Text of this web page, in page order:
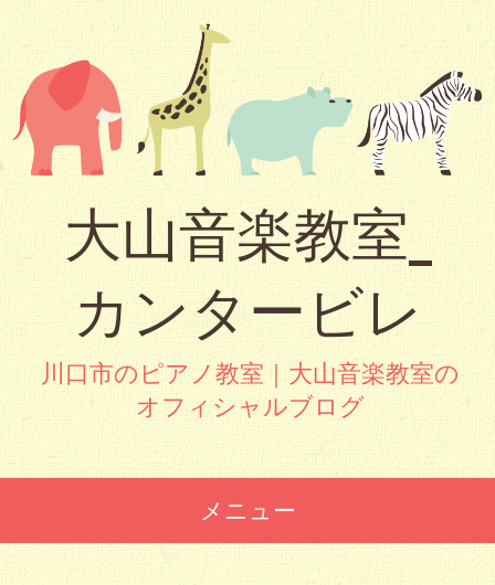
大山音楽教室_
カンタービレ
川口市のピアノ教室｜大山音楽教室の
オフィシャルブログ
メニュー